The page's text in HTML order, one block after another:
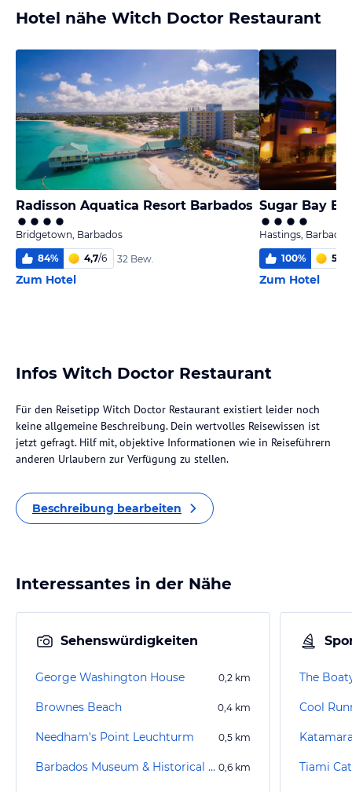
Hotel nähe Witch Doctor Restaurant
Radisson Aquatica Resort Barbados
Bridgetown, Barbados
84% 4,7/6 32 Bew.
Zum Hotel
Sugar Bay
Hastings, Barbados
100% 5,2
Zum Hotel
Infos Witch Doctor Restaurant
Für den Reisetipp Witch Doctor Restaurant existiert leider noch
keine allgemeine Beschreibung. Dein wertvolles Reisewissen ist
jetzt gefragt. Hilf mit, objektive Informationen wie in Reiseführern
anderen Urlaubern zur Verfügung zu stellen.
Beschreibung bearbeiten
Interessantes in der Nähe
Sehenswürdigkeiten
George Washington House 0,2 km
Brownes Beach 0,4 km
Needham's Point Leuchturm 0,5 km
Barbados Museum & Historical Society 0,6 km
The
Tiami